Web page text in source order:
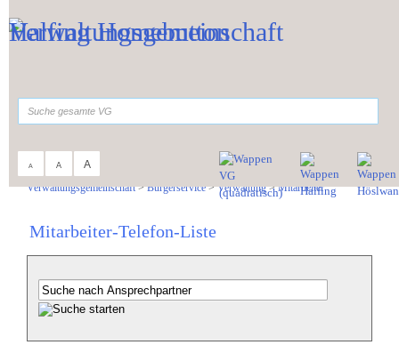
A A A
Verwaltungsgemeinschaft>Bürgerservice>Verwaltung>Mitarbeiter
Mitarbeiter-Telefon-Liste